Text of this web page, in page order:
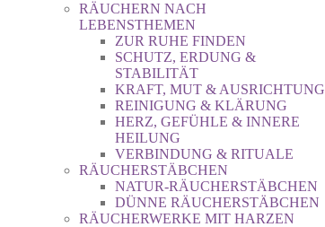
RÄUCHERN NACH
LEBENSTHEMEN
ZUR RUHE FINDEN
SCHUTZ, ERDUNG &
STABILITÄT
KRAFT, MUT & AUSRICHTUNG
REINIGUNG & KLÄRUNG
HERZ, GEFÜHLE & INNERE
HEILUNG
VERBINDUNG & RITUALE
RÄUCHERSTÄBCHEN
NATUR-RÄUCHERSTÄBCHEN
DÜNNE RÄUCHERSTÄBCHEN
RÄUCHERWERKE MIT HARZEN